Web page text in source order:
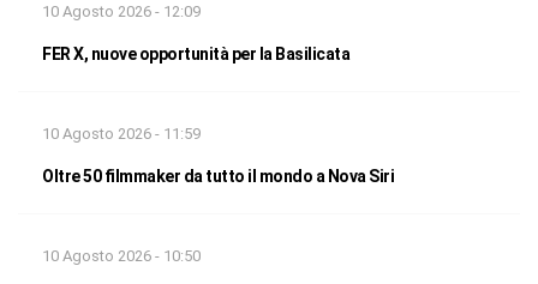
10 Agosto 2026 - 12:09
FER X, nuove opportunità per la Basilicata
10 Agosto 2026 - 11:59
Oltre 50 filmmaker da tutto il mondo a Nova Siri
10 Agosto 2026 - 10:50